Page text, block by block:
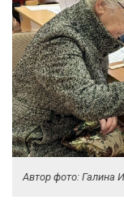
Автор фото: Галина